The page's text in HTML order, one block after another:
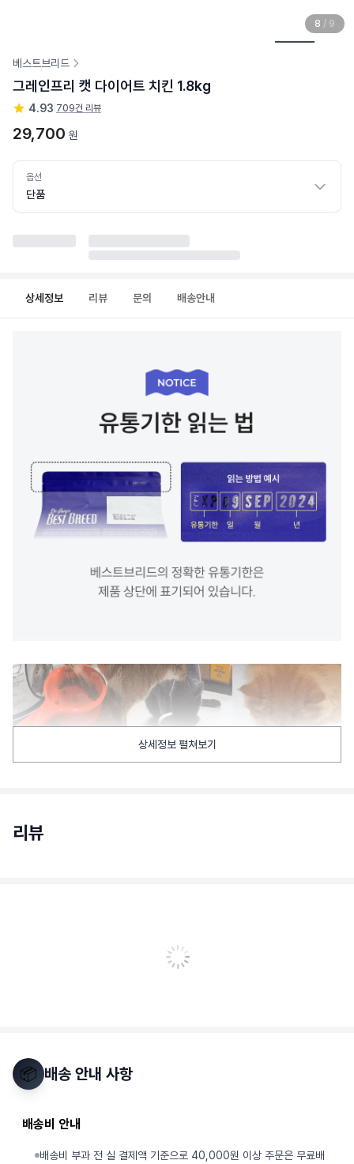
8 / 9
베스트브리드
그레인프리 캣 다이어트 치킨 1.8kg
4.93 709건 리뷰
29,700 원
옵션
단품
상세정보 리뷰 문의 배송안내
상세정보 펼쳐보기
리뷰
📦 배송 안내 사항
배송비 안내
배송비 부과 전 실 결제액 기준으로 40,000원 이상 주문은 무료배